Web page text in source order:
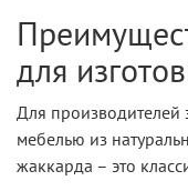
для
Для производителей
мебелью из
жаккарда – это